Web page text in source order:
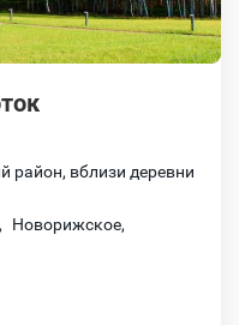
район, вблизи деревни
Новорижское,